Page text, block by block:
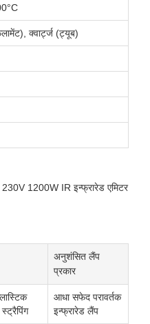
क्वार्ट्ज (ट्यूब)
1200W IR इन्फ्रारेड एमिटर
अनुशंसित लैंप
प्रकार
स्ट्रैपिंग
आधा सफेद परावर्तक
इन्फ्रारेड लैंप